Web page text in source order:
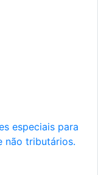
especiais para
não tributários.